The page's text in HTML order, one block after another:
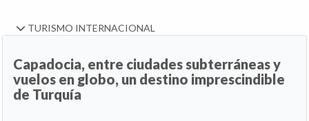
TURISMO INTERNACIONAL
Capadocia, entre ciudades subterráneas y
vuelos en globo, un destino imprescindible
de Turquía